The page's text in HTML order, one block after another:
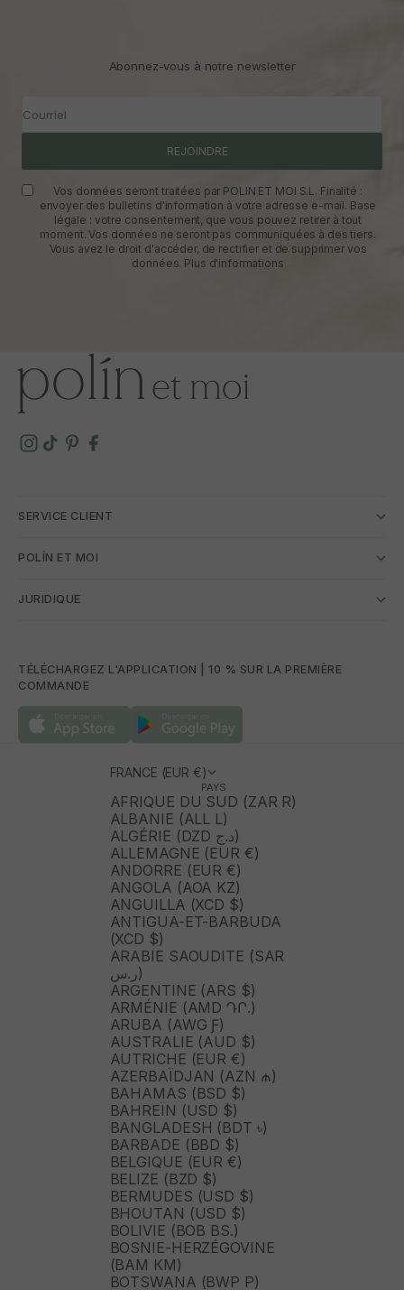
Abonnez-vous à notre newsletter
Courriel
REJOINDRE
Vos données seront traitées par POLIN ET MOI S.L. Finalité :
envoyer des bulletins d'information à votre adresse e-mail. Base
légale : votre consentement, que vous pouvez retirer à tout
moment. Vos données ne seront pas communiquées à des tiers.
Vous avez le droit d'accéder, de rectifier et de supprimer vos
données. Plus d'informations
SERVICE CLIENT
POLÍN ET MOI
JURIDIQUE
TÉLÉCHARGEZ L'APPLICATION | 10 % SUR LA PREMIÈRE
COMMANDE
FRANCE (EUR €)
PAYS
AFRIQUE DU SUD (ZAR R)
ALBANIE (ALL L)
ALGÉRIE (DZD د.ج)
ALLEMAGNE (EUR €)
ANDORRE (EUR €)
ANGOLA (AOA KZ)
ANGUILLA (XCD $)
ANTIGUA-ET-BARBUDA
(XCD $)
ARABIE SAOUDITE (SAR
ر.س)
ARGENTINE (ARS $)
ARMÉNIE (AMD ԴՐ.)
ARUBA (AWG Ƒ)
AUSTRALIE (AUD $)
AUTRICHE (EUR €)
AZERBAÏDJAN (AZN ₼)
BAHAMAS (BSD $)
BAHREÏN (USD $)
BANGLADESH (BDT ৳)
BARBADE (BBD $)
BELGIQUE (EUR €)
BELIZE (BZD $)
BERMUDES (USD $)
BHOUTAN (USD $)
BOLIVIE (BOB BS.)
BOSNIE-HERZÉGOVINE
(BAM КМ)
BOTSWANA (BWP P)